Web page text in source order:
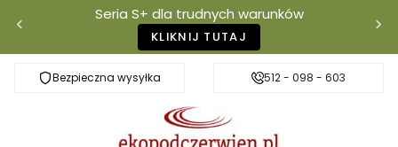
Seria S+ dla trudnych warunków
KLIKNIJ TUTAJ
Bezpieczna wysyłka Darmowa dostawa od 500 złWłaściciel
512 - 098 - 603